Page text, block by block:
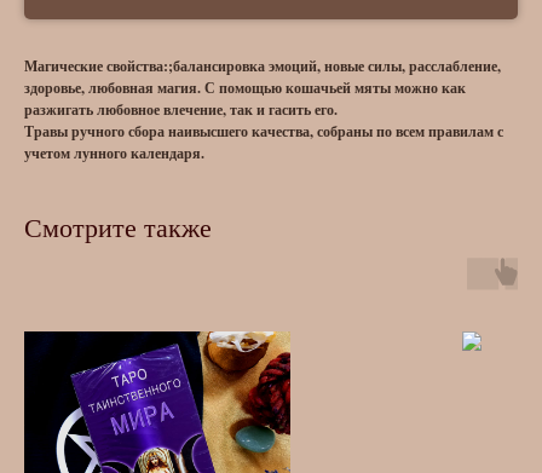
Магические свойства:;балансировка эмоций, новые силы, расслабление,
здоровье, любовная магия. С помощью кошачьей мяты можно как
разжигать любовное влечение, так и гасить его.
Травы ручного сбора наивысшего качества, собраны по всем правилам с
учетом лунного календаря.
Смотрите также